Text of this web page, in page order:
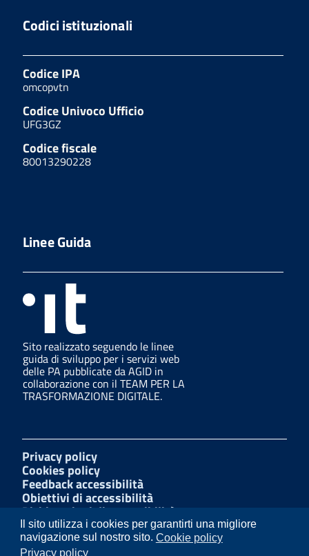
Il sito utilizza i cookies per garantirti una migliore
navigazione sul nostro sito. Cookie policy
Privacy policy
Codici istituzionali
Codice IPA
omcopvtn
Codice Univoco Ufficio
UFG3GZ
Codice fiscale
80013290228
Linee Guida
Sito realizzato seguendo le linee
guida di sviluppo per i servizi web
delle PA pubblicate da AGID in
collaborazione con il TEAM PER LA
TRASFORMAZIONE DIGITALE.
Privacy policy
Cookies policy
Feedback accessibilità
Obiettivi di accessibilità
Dichiarazioni di accessibilità
Amministrazione Trasparente
Mappa del sito